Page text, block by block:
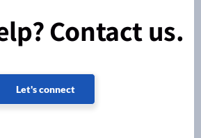
Contact us.
Let's connect